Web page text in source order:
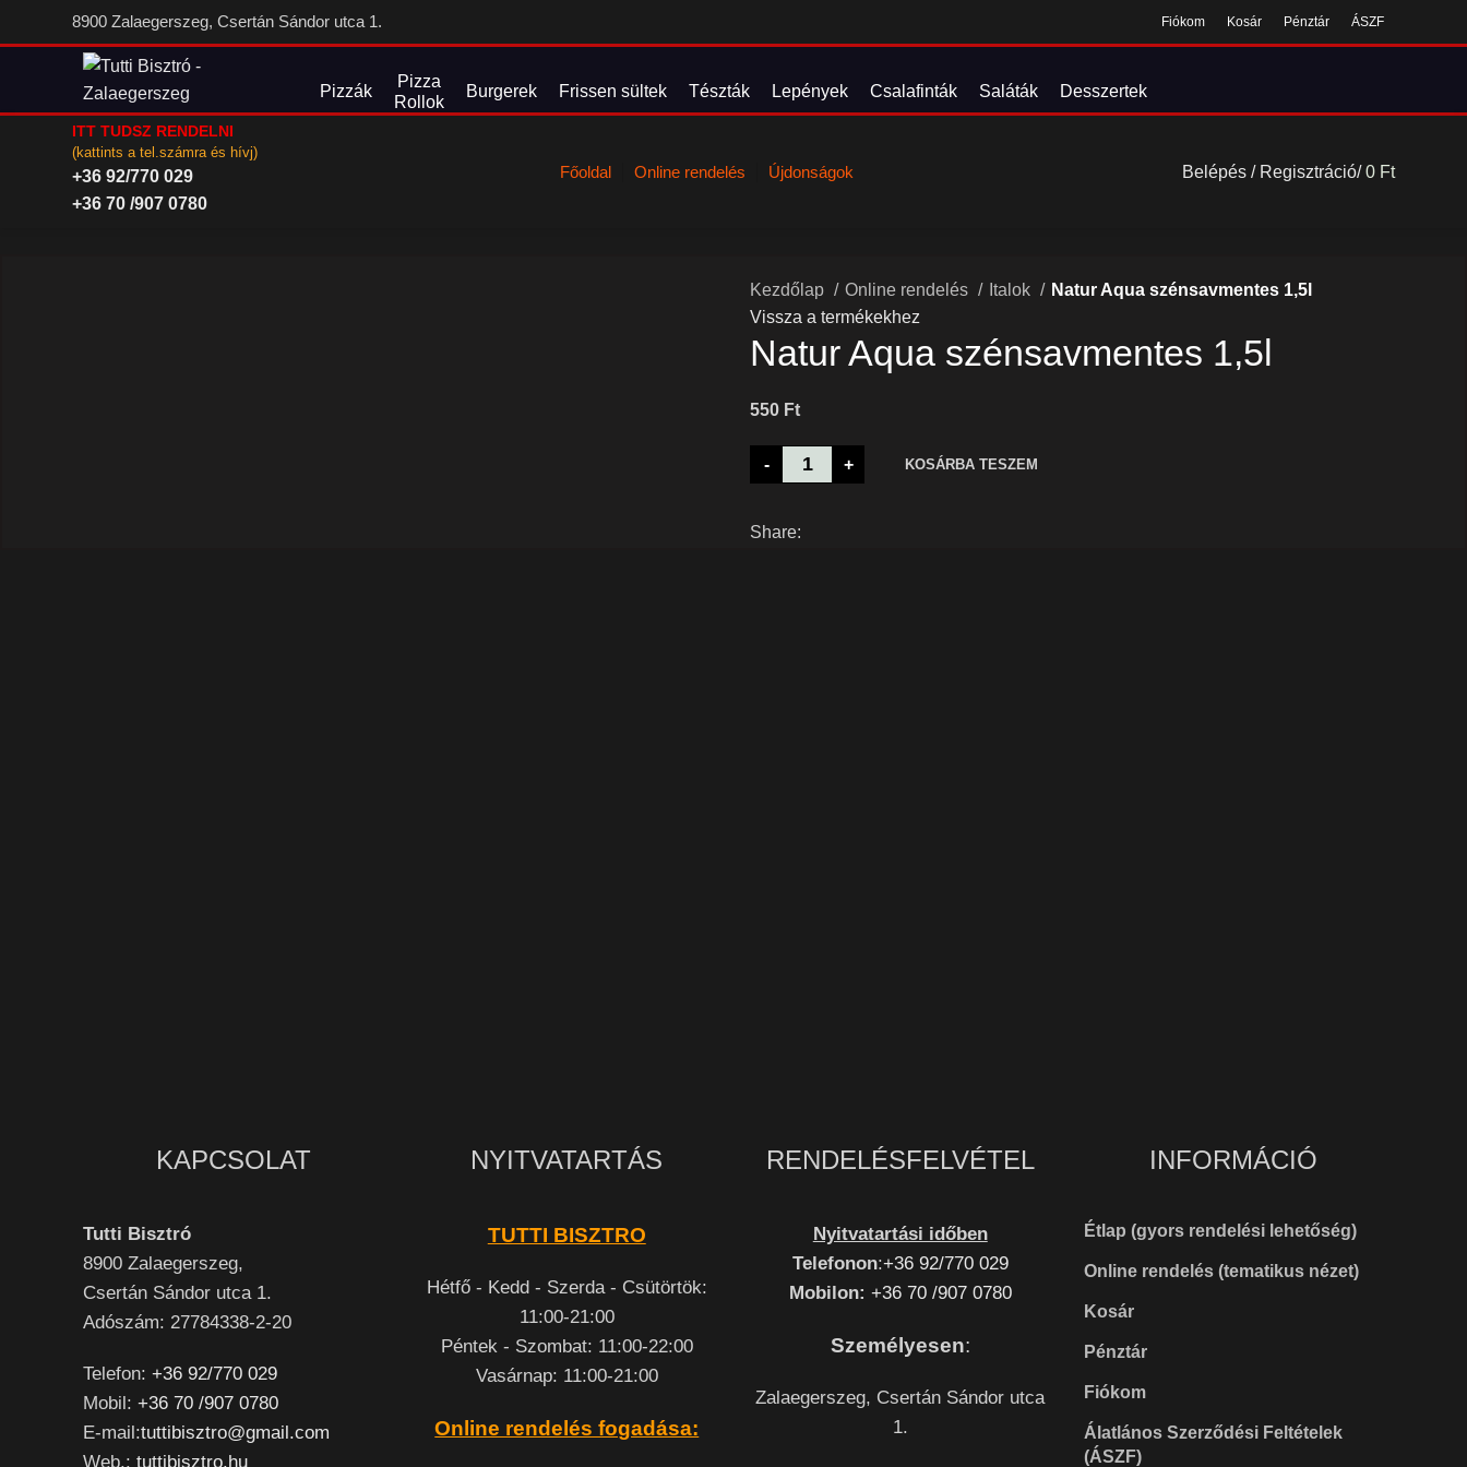
8900 Zalaegerszeg, Csertán Sándor utca 1. Fiókom Kosár Pénztár ÁSZF
Pizzák
Pizza
Rollok
Burgerek Frissen sültek Tészták Lepények Csalafinták Saláták Desszertek
ITT TUDSZ RENDELNI
(kattints a tel.számra és hívj)
+36 92/770 029
+36 70 /907 0780
Főoldal Online rendelés Újdonságok Belépés / Regisztráció/ 0 Ft
Kezdőlap Online rendelés Italok
Natur Aqua szénsavmentes 1,5l
Vissza a termékekhez
Natur Aqua szénsavmentes 1,5l
550 Ft
- + KOSÁRBA TESZEM
Share:
KAPCSOLAT
Tutti Bisztró
8900 Zalaegerszeg,
Csertán Sándor utca 1.
Adószám: 27784338-2-20
Telefon: +36 92/770 029
Mobil: +36 70 /907 0780
E-mail:tuttibisztro@gmail.com
Web.: tuttibisztro.hu
NYITVATARTÁS
TUTTI BISZTRO
Hétfő - Kedd - Szerda - Csütörtök:
11:00-21:00
Péntek - Szombat: 11:00-22:00
Vasárnap: 11:00-21:00
Online rendelés fogadása:
RENDELÉSFELVÉTEL
Nyitvatartási időben
Telefonon:+36 92/770 029
Mobilon: +36 70 /907 0780
Személyesen:
Zalaegerszeg, Csertán Sándor utca
1.
INFORMÁCIÓ
Étlap (gyors rendelési lehetőség)
Online rendelés (tematikus nézet)
Kosár
Pénztár
Fiókom
Álatlános Szerződési Feltételek
(ÁSZF)